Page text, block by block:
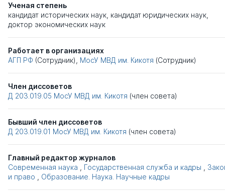
Ученая степень
кандидат исторических наук кандидат юридических наук
доктор экономических наук
Работает в организациях
АГП РФ (Сотрудник), МосУ МВД им. Кикотя (Сотрудник)
Член диссоветов
Д 203.019.05 МосУ МВД им. Кикотя (член совета)
Бывший член диссоветов
Д 203.019.01 МосУ МВД им. Кикотя (член совета)
Главный редактор журналов
Современная наука
Государственная служба и кадры
и право
Образование. Наука. Научные кадры